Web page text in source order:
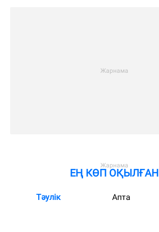
ЕҢ КӨП ОҚЫЛҒАН
Тәулік Апта